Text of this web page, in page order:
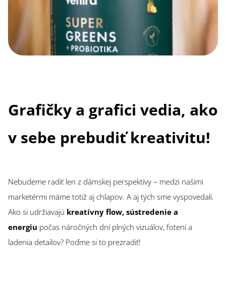
Grafičky a grafici vedia, ako
v sebe prebudiť kreativitu!
Nebudeme radiť len z dámskej perspektívy – medzi našimi
marketérmi máme totiž aj chlapov. A aj tých sme vyspovedali.
Ako si udržiavajú kreatívny flow, sústredenie a
energiu počas náročných dní plných vizuálov, fotení a
ladenia detailov? Poďme si to prezradiť!